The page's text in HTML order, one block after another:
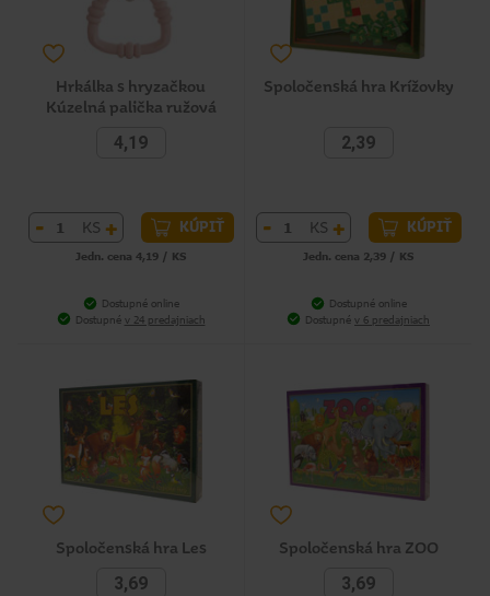
Hrkálka s hryzačkou
Kúzelná palička ružová
4,19
- KS + KÚPIŤ
Jedn. cena 4,19 / KS
Dostupné online
Dostupné v 24 predajniach
Spoločenská hra Krížovky
2,39
- KS + KÚPIŤ
Jedn. cena 2,39 / KS
Dostupné online
Dostupné v 6 predajniach
Spoločenská hra Les
3,69
Spoločenská hra ZOO
3,69